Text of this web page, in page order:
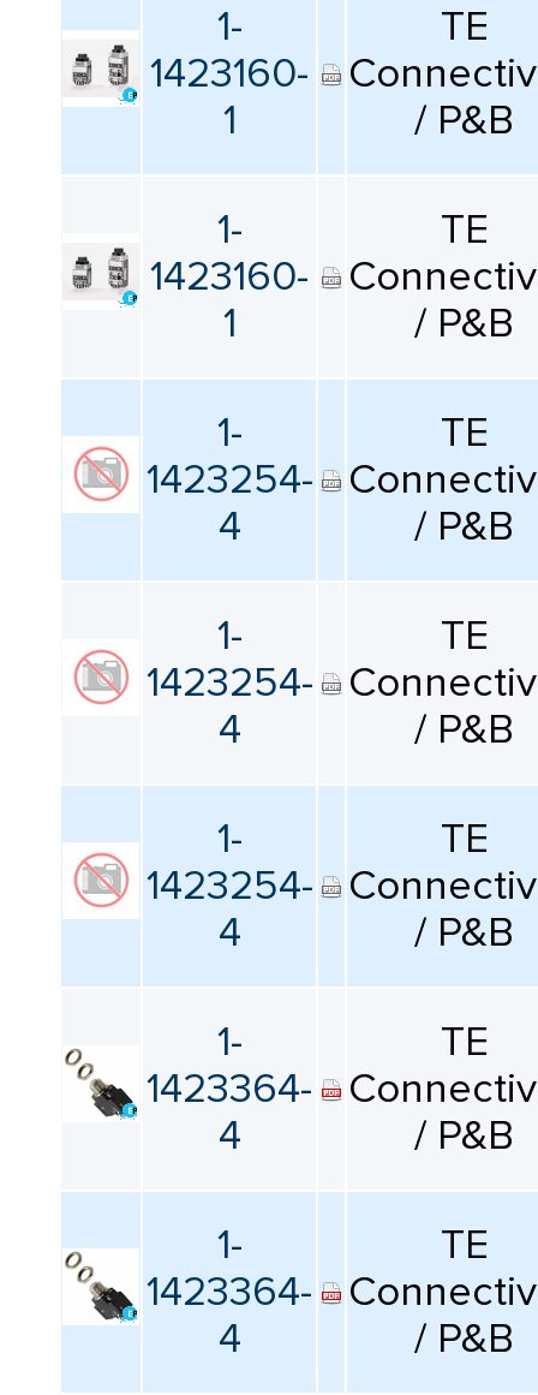
1-
1423160-
1
TE
/ P&B
1-
1423160-
1
TE
/ P&B
1-
1423254-
4
TE
/ P&B
1-
1423254-
4
TE
/ P&B
1-
1423254-
4
TE
/ P&B
1-
1423364-
4
TE
/ P&B
1-
1423364-
4
TE
/ P&B